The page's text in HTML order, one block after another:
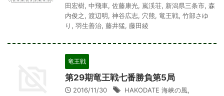
田宏樹, 中飛車, 佐藤康光, 嵐渓荘, 新潟県三条市, 森
内俊之, 渡辺明, 神谷広志, 穴熊, 竜王戦, 竹部さゆ
り , 羽生善治, 藤井猛, 藤田綾
竜王戦
第29期竜王戦七番勝負第5局
2016/11/30 HAKODATE 海峡の風,